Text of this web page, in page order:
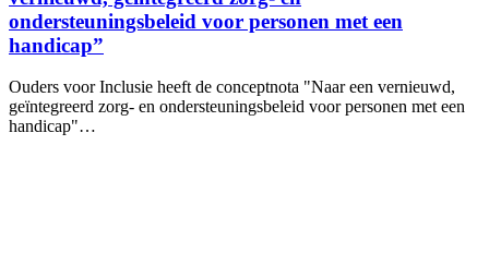
ondersteuningsbeleid voor personen met een
handicap”
Ouders voor Inclusie heeft de conceptnota "Naar een vernieuwd,
geïntegreerd zorg- en ondersteuningsbeleid voor personen met een
handicap"…